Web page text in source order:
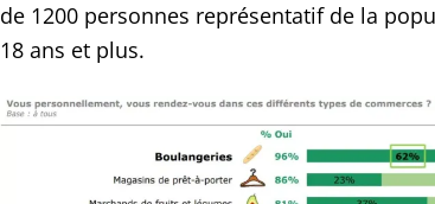
de 1200 personnes représentatif de la
18 ans et plus.